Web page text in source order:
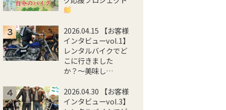
2026.04.15 【お客様
インタビューvol.1】
レンタルバイクでど
こに行きました
か？〜美味し…
2026.04.30 【お客様
インタビューvol.3】